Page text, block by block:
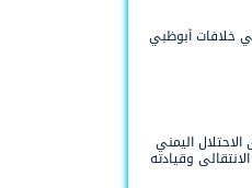
خلافات أبوظبي
اليمني
وقيادته